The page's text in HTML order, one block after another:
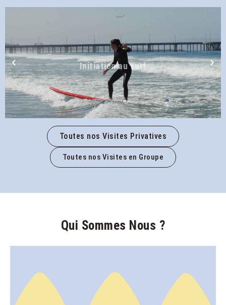
Initiation au surf
Toutes nos Visites Privatives
Toutes nos Visites en Groupe
Qui Sommes Nous ?